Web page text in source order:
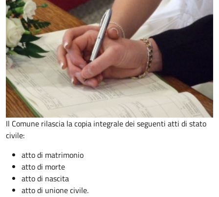
Il Comune rilascia la copia integrale dei seguenti atti di stato
civile:
atto di matrimonio
atto di morte
atto di nascita
atto di unione civile.